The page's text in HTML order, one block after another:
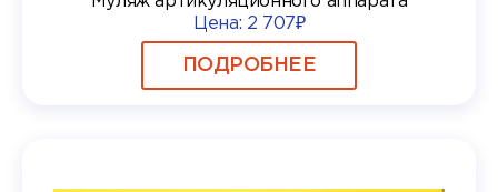
Цена: 2 707₽
ПОДРОБНЕЕ